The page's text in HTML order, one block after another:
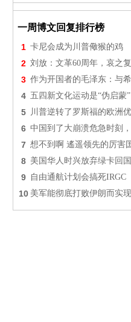
一周博文回复排行榜
1 卡尼会成为川普儆猴的鸡
2 刘放：文革60周年，哀之
3 作为开国者的毛泽东：与
4 五四新文化运动是“伪启蒙”
5 川普逆转了罗斯福的欧洲
6 中国到了大崩溃危急时刻
7 想不到啊 遙遥领先的厉害
8 美国华人时兴放弃绿卡回
9 自由通航计划会搞死IRGC
10 美军能彻底打败伊朗而实